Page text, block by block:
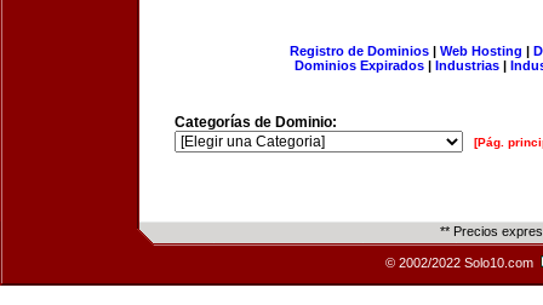
Registro de Dominios| Web Hosting |
Dominios Expirados | Industrias |
Categorías de Dominio:
[Pág.
** Precios
© 2002/2022 Solo10.com